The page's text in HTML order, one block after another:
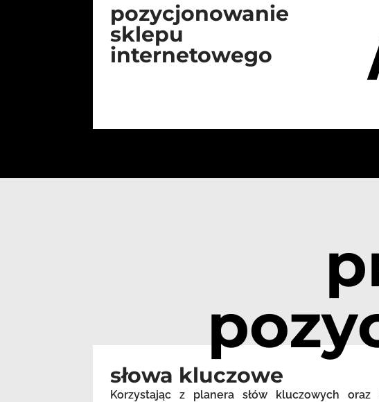
pozycjonowanie
sklepu
internetowego
słowa kluczowe
Korzystając z planera słów kluczowych